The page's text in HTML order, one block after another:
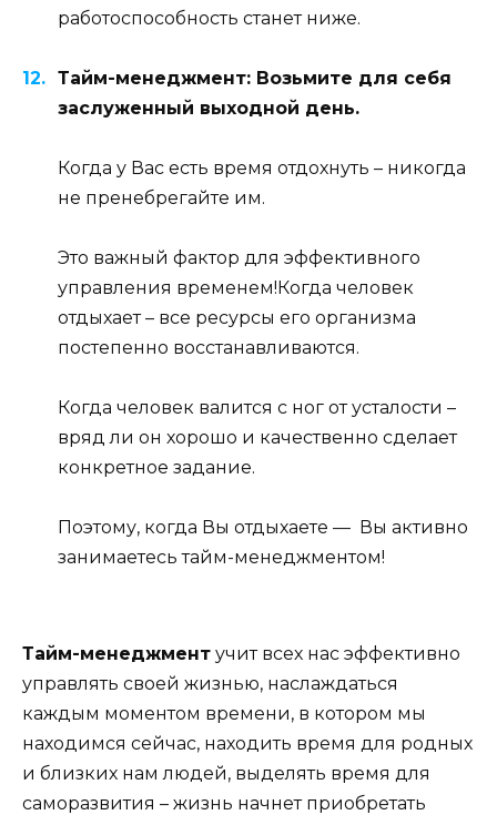
работоспособность станет ниже.
Тайм-менеджмент: Возьмите для себя
заслуженный выходной день.
Когда у Вас есть время отдохнуть – никогда
не пренебрегайте им.
Это важный фактор для эффективного
управления временем!Когда человек
отдыхает – все ресурсы его организма
постепенно восстанавливаются.
Когда человек валится с ног от усталости –
вряд ли он хорошо и качественно сделает
конкретное задание.
Поэтому, когда Вы отдыхаете — Вы активно
занимаетесь тайм-менеджментом!
Тайм-менеджмент учит всех нас эффективно
управлять своей жизнью, наслаждаться
каждым моментом времени, в котором мы
находимся сейчас, находить время для родных
и близких нам людей, выделять время для
саморазвития – жизнь начнет приобретать